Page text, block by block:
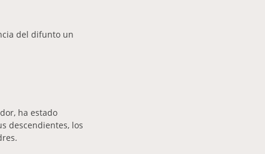
del difunto un
ha estado
descendientes, los